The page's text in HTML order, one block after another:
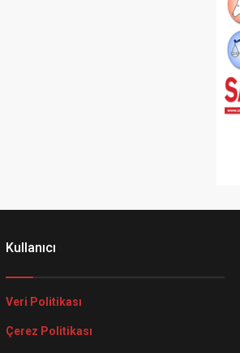
Kullanıcı
Veri Politikası
Çerez Politikası